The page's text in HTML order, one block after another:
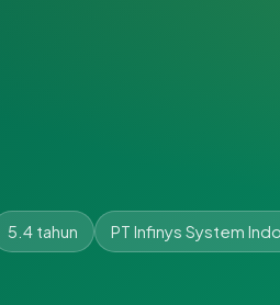
5.4 tahun PT Infinys System